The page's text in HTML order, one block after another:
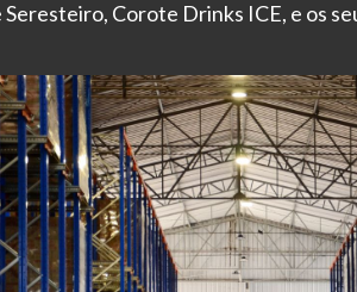
Corote Drinks ICE, e os